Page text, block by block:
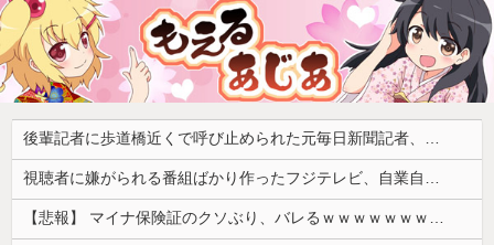
後輩記者に歩道橋近くで呼び止められた元毎日新聞記者、「元毎日と名乗ってSNSで活動するな」と要求されてしまい……
視聴者に嫌がられる番組ばかり作ったフジテレビ、自業自得すぎる立場に陥ってしまい……
【悲報】 マイナ保険証のクソぶり、バレるｗｗｗｗｗｗｗｗｗ